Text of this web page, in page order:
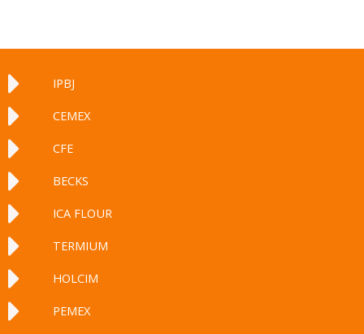
IPBJ
CEMEX
CFE
BECKS
ICA FLOUR
TERMIUM
HOLCIM
PEMEX